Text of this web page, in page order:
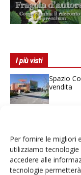
Per fornire le migliori
utilizziamo
accedere alle
tecnologie
I più visti
Spazio
vendita
Ai
Non è
categoria